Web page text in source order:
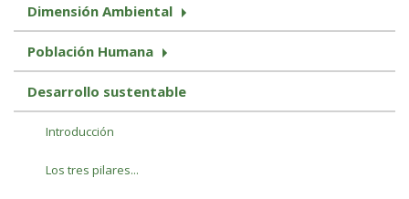
Dimensión Ambiental
Población Humana
Desarrollo sustentable
Introducción
Los tres pilares...